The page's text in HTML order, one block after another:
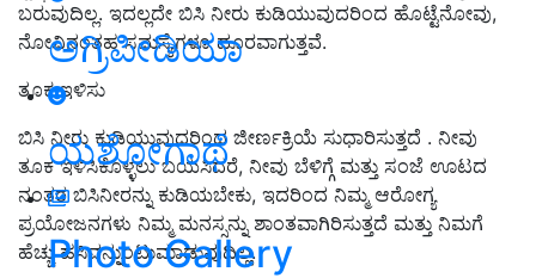
ಅಗ್ರಿಪೀಡಿಯಾ
ಯಶೋಗಾಥೆ
Photo Gallery
ಬರುವುದಿಲ್ಲ. ಇದಲ್ಲದೇ ಬಿಸಿ ನೀರು ಕುಡಿಯುವುದರಿಂದ ಹೊಟ್ಟೆನೋವು,
ನೋವಿನಂತಹ ಸಮಸ್ಯೆಗಳೂ ದೂರವಾಗುತ್ತವೆ.
ತೂಕ ಇಳಿಸು
ಬಿಸಿ ನೀರು ಕುಡಿಯುವುದರಿಂದ ಜೀರ್ಣಕ್ರಿಯೆ ಸುಧಾರಿಸುತ್ತದೆ . ನೀವು
ತೂಕ ಇಳಿಸಿಕೊಳ್ಳಲು ಬಯಸಿದರೆ, ನೀವು ಬೆಳಿಗ್ಗೆ ಮತ್ತು ಸಂಜೆ ಊಟದ
ನಂತರ ಬಿಸಿನೀರನ್ನು ಕುಡಿಯಬೇಕು, ಇದರಿಂದ ನಿಮ್ಮ ಆರೋಗ್ಯ
ಪ್ರಯೋಜನಗಳು ನಿಮ್ಮ ಮನಸ್ಸನ್ನು ಶಾಂತವಾಗಿರಿಸುತ್ತದೆ ಮತ್ತು ನಿಮಗೆ
ಹೆಚ್ಚು ಹಸಿವನ್ನುಂಟುಮಾಡುವುದಿಲ್ಲ.